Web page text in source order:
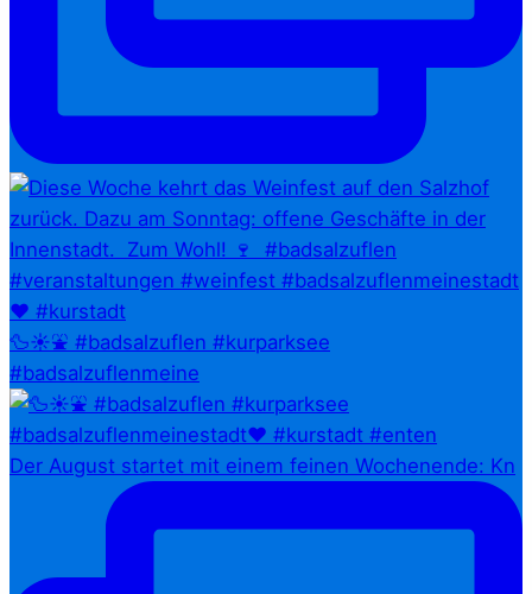
🦆☀️⛲ #badsalzuflen #kurparksee
#badsalzuflenmeine
Der August startet mit einem feinen Wochenende: Kn